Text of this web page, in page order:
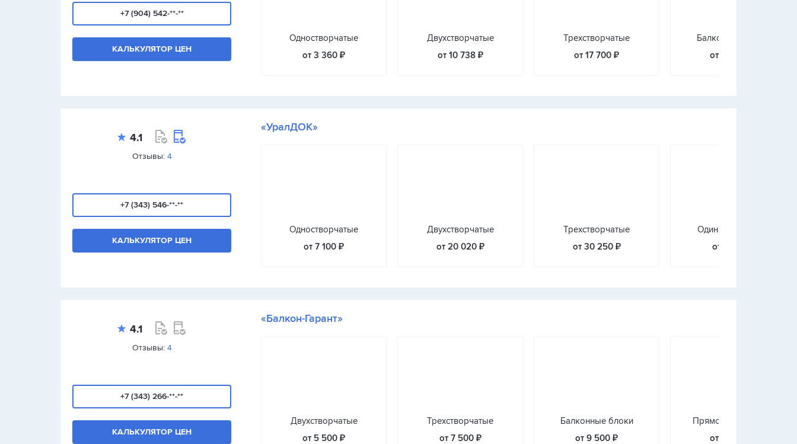
+7 (904) 542-**-**
КАЛЬКУЛЯТОР ЦЕН
Одностворчатые
от 3 360 ₽
Двухстворчатые
от 10 738 ₽
Трехстворчатые
от 17 700 ₽
Балконные блоки
от 16 284 ₽
4.1
Отзывы: 4
+7 (343) 546-**-**
КАЛЬКУЛЯТОР ЦЕН
«УралДОК»
Одностворчатые
от 7 100 ₽
Двухстворчатые
от 20 020 ₽
Трехстворчатые
от 30 250 ₽
Одинарная дверь
от 7 500 ₽
4.1
Отзывы: 4
+7 (343) 266-**-**
КАЛЬКУЛЯТОР ЦЕН
«Балкон-Гарант»
Двухстворчатые
от 5 500 ₽
Трехстворчатые
от 7 500 ₽
Балконные блоки
от 9 500 ₽
Прямое остекление
от 13 500 ₽